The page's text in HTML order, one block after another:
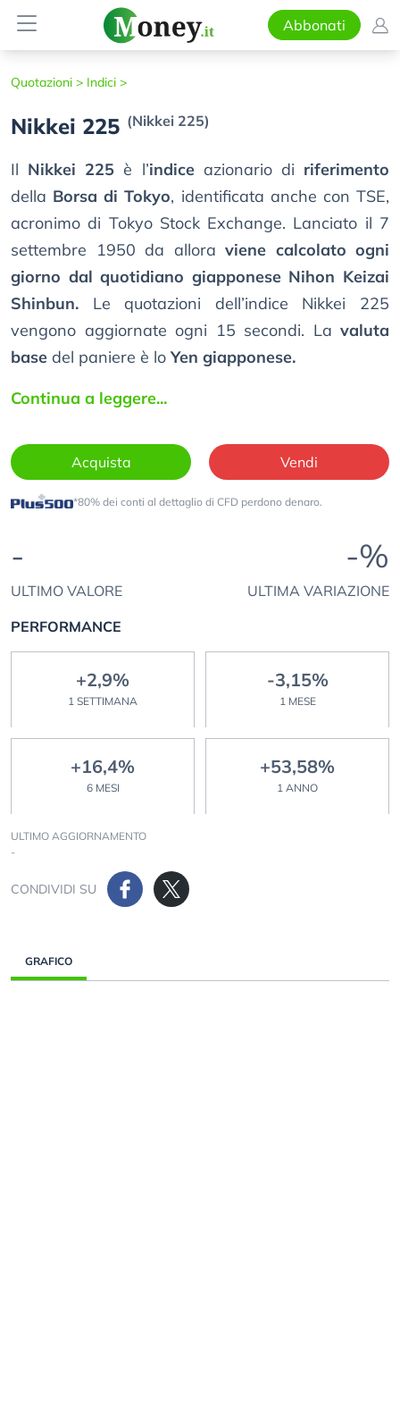
Abbonati
Quotazioni > Indici >
Nikkei 225 (Nikkei 225)
Il Nikkei 225 è l’indiceazionario di riferimento
della Borsa di Tokyo, identificata anche con TSE,
acronimo di Tokyo Stock Exchange. Lanciato il 7
settembre 1950 da allora viene calcolato ogni
giorno dal quotidiano giapponese Nihon Keizai
Shinbun. Le quotazioni dell’indice Nikkei 225
vengono aggiornate ogni 15 secondi. La valuta
base del paniere è loYen giapponese.
Continua a leggere...
Acquista Vendi
*80% dei conti al dettaglio di CFD perdono denaro.
-
ULTIMO VALORE
-%
ULTIMA VARIAZIONE
PERFORMANCE
+2,9%
1 SETTIMANA
-3,15%
1 MESE
+16,4%
6 MESI
+53,58%
1 ANNO
ULTIMO AGGIORNAMENTO
-
CONDIVIDI SU
GRAFICO